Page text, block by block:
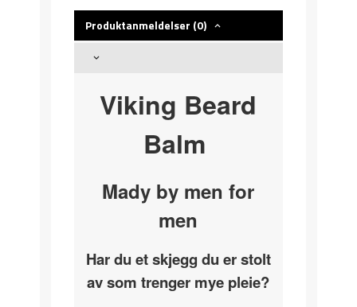
Produktanmeldelser (0)
Viking Beard
Balm
Mady by men for
men
Har du et skjegg du er stolt
av som trenger mye pleie?